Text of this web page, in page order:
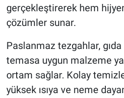
gerçekleştirerek hem
çözümler sunar.
Paslanmaz tezgahlar,
temasa uygun malzeme
ortam sağlar. Kolay
yüksek ısıya ve neme